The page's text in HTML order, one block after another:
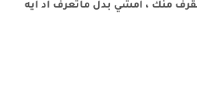
منك ، امشي بدل ماتعرف اد ايه